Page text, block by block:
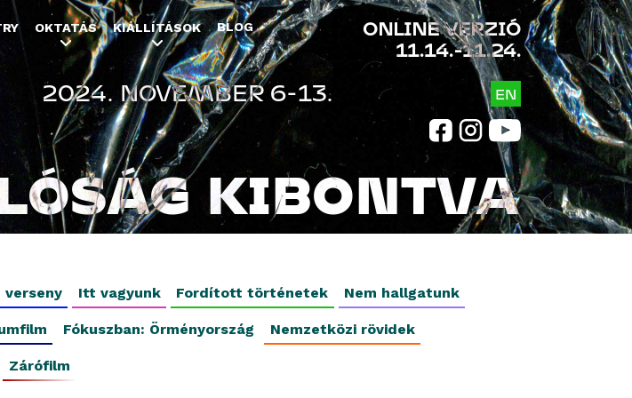
to navigation
OKTATÁS KIÁLLÍTÁSOK BLOG
ONLINE VERZIÓ
11.14.-11.24.
KIBONTVA
EN
2024. NOVEMBER 6-13.
verseny Itt vagyunk Fordított történetek Nem hallgatunk
Fókuszban: Örményország Nemzetközi rövidek
Zárófilm